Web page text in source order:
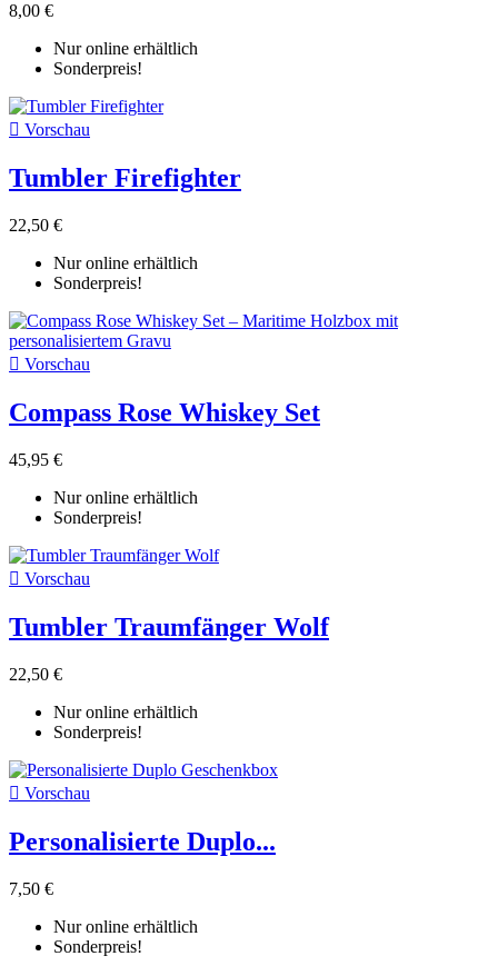
8,00 €
Nur online erhältlich
Sonderpreis!
 Vorschau
Tumbler Firefighter
22,50 €
Nur online erhältlich
Sonderpreis!
 Vorschau
Compass Rose Whiskey Set
45,95 €
Nur online erhältlich
Sonderpreis!
 Vorschau
Tumbler Traumfänger Wolf
22,50 €
Nur online erhältlich
Sonderpreis!
 Vorschau
Personalisierte Duplo...
7,50 €
Nur online erhältlich
Sonderpreis!